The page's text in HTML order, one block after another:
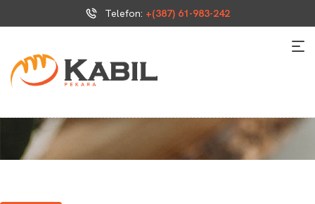
Telefon: +(387) 61-983-242